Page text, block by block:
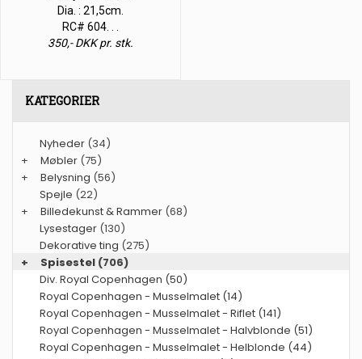
Dia. : 21,5cm.
RC# 604. . .
350,- DKK pr. stk.
KATEGORIER
Nyheder (34)
+
Møbler (75)
+
Belysning (56)
Spejle (22)
+
Billedekunst & Rammer (68)
Lysestager (130)
Dekorative ting (275)
+
Spisestel (706)
Div. Royal Copenhagen (50)
Royal Copenhagen - Musselmalet (14)
Royal Copenhagen - Musselmalet - Riflet (141)
Royal Copenhagen - Musselmalet - Halvblonde (51)
Royal Copenhagen - Musselmalet - Helblonde (44)